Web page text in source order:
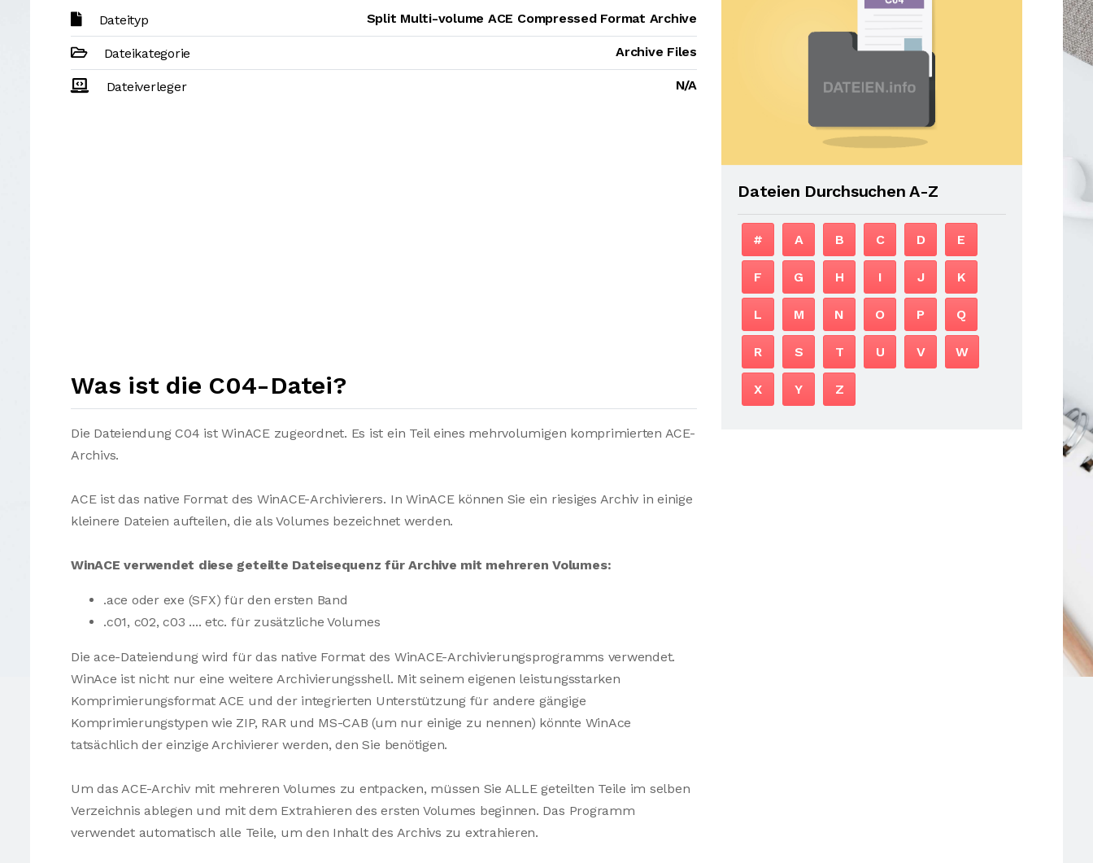
Dateityp Split Multi-volume ACE Compressed Format Archive
Dateikategorie Archive Files
Dateiverleger N/A
Was ist die C04-Datei?
Die Dateiendung C04 ist WinACE zugeordnet. Es ist ein Teil eines mehrvolumigen komprimierten ACE-
Archivs.
ACE ist das native Format des WinACE-Archivierers. In WinACE können Sie ein riesiges Archiv in einige
kleinere Dateien aufteilen, die als Volumes bezeichnet werden.
WinACE verwendet diese geteilte Dateisequenz für Archive mit mehreren Volumes:
.ace oder exe (SFX) für den ersten Band
.c01, c02, c03 .... etc. für zusätzliche Volumes
Die ace-Dateiendung wird für das native Format des WinACE-Archivierungsprogramms verwendet.
WinAce ist nicht nur eine weitere Archivierungsshell. Mit seinem eigenen leistungsstarken
Komprimierungsformat ACE und der integrierten Unterstützung für andere gängige
Komprimierungstypen wie ZIP, RAR und MS-CAB (um nur einige zu nennen) könnte WinAce
tatsächlich der einzige Archivierer werden, den Sie benötigen.
Um das ACE-Archiv mit mehreren Volumes zu entpacken, müssen Sie ALLE geteilten Teile im selben
Verzeichnis ablegen und mit dem Extrahieren des ersten Volumes beginnen. Das Programm
verwendet automatisch alle Teile, um den Inhalt des Archivs zu extrahieren.
Dateien Durchsuchen A-Z
# A B C D E
F G H I J K
L M N O P Q
R S T U V W
X Y Z